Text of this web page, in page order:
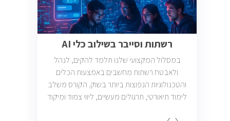
רשתות וסייבר בשילוב כלי AI
במסלול המקצועי שלנו תלמד להקים, לנהל
ולאבטח רשתות מחשבים באמצעות הכלים
והטכנולוגיות הנפוצות ביותר בשוק. הקורס משלב
לימוד תיאורטי, תרגולים מעשיים, ליווי צמוד ומיקוד